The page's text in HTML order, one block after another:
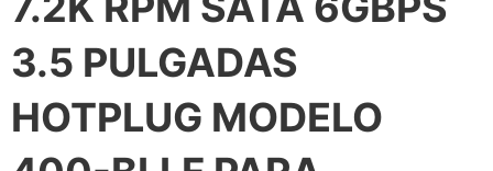
3.5 PULGADAS
HOTPLUG MODELO